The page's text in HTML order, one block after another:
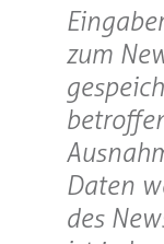
zum
Daten
des